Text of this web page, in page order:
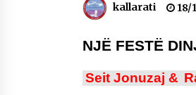
kallarati 18/
NJË FESTË
Seit Jonuzaj &